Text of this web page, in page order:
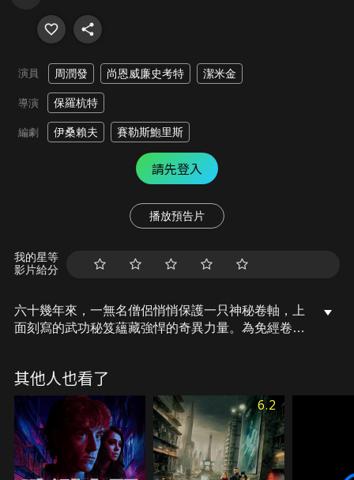
演員 周潤發 尚恩威廉史考特 潔米金
導演 保羅杭特
編劇 伊桑賴夫 賽勒斯鮑里斯
請先登入
播放預告片
我的星等
影片給分
六十幾年來，一無名僧侶悄悄保護一只神秘卷軸，上
面刻寫的武功秘笈蘊藏強悍的奇異力量。為免經卷落
營救出武僧，在阿卡對自己今生註定的使命覺醒前，
武僧得和阿卡和一名性感神偷聯手對抗企圖巧取豪奪
經卷的歹徒。
其他人也看了
6.2